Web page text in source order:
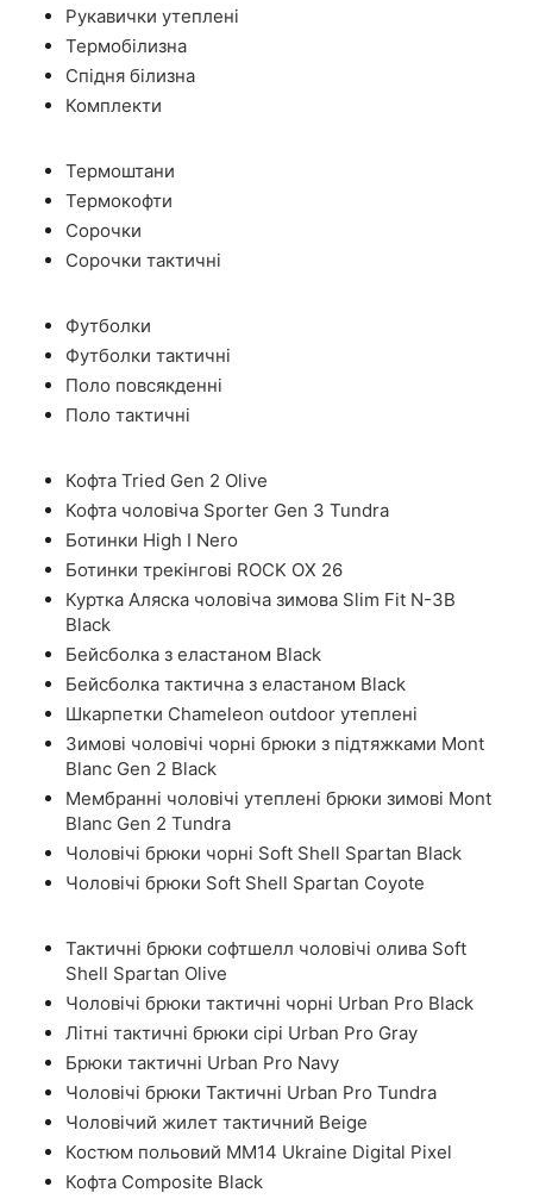
Рукавички утеплені
Термобілизна
Спідня білизна
Комплекти
Термоштани
Термокофти
Сорочки
Сорочки тактичні
Футболки
Футболки тактичні
Поло повсякденні
Поло тактичні
Кофта Tried Gen 2 Olive
Кофта чоловіча Sporter Gen 3 Tundra
Ботинки High I Nero
Ботинки трекінгові ROCK OX 26
Куртка Аляска чоловіча зимова Slim Fit N-3B
Black
Бейсболка з еластаном Black
Бейсболка тактична з еластаном Black
Шкарпетки Chameleon outdoor утеплені
Зимові чоловічі чорні брюки з підтяжками Mont
Blanc Gen 2 Black
Мембранні чоловічі утеплені брюки зимові Mont
Blanc Gen 2 Tundra
Чоловічі брюки чорні Soft Shell Spartan Black
Чоловічі брюки Soft Shell Spartan Coyote
Тактичні брюки софтшелл чоловічі олива Soft
Shell Spartan Olive
Чоловічі брюки тактичні чорні Urban Pro Black
Літні тактичні брюки сірі Urban Pro Gray
Брюки тактичні Urban Pro Navy
Чоловічі брюки Тактичні Urban Pro Tundra
Чоловічий жилет тактичний Beige
Костюм польовий ММ14 Ukraine Digital Pixel
Кофта Composite Black